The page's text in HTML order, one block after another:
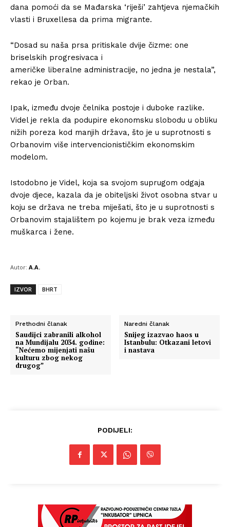
dana pomoći da se Mađarska ‘riješi’ zahtjeva njemačkih
vlasti i Bruxellesa da prima migrante.
“Dosad su naša prsa pritiskale dvije čizme: one
briselskih progresivaca i
američke liberalne administracije, no jedna je nestala”,
rekao je Orban.
Ipak, između dvoje čelnika postoje i duboke razlike.
Videl je rekla da podupire ekonomsku slobodu u obliku
nižih poreza kod manjih država, što je u suprotnosti s
Orbanovim više intervencionističkim ekonomskim
modelom.
Istodobno je Videl, koja sa svojom suprugom odgaja
dvoje djece, kazala da je obiteljski život osobna stvar u
koju se država ne treba miješati, što je u suprotnosti s
Orbanovim stajalištem po kojemu je brak veza između
muškarca i žene.
Autor: A.A.
IZVOR BHRT
Prethodni članak
Saudijci zabranili alkohol
na Mundijalu 2034. godine:
“Nećemo mijenjati našu
kulturu zbog nekog
drugog”
Naredni članak
Snijeg izazvao haos u
Istanbulu: Otkazani letovi
i nastava
PODIJELI: